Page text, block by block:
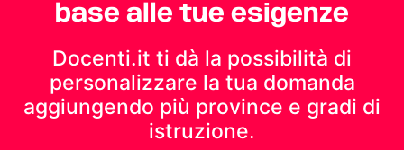
base alle tue esigenze
Docenti.it ti dà la possibilità di
personalizzare la tua domanda
aggiungendo più province e gradi di
istruzione.